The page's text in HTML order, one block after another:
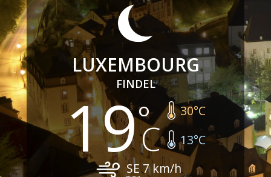
LUXEMBOURG
FINDEL
19 30°C
13°C
SE7km/h